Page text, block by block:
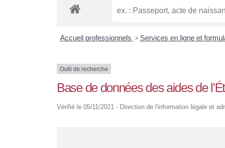
Accueil professionnels > Services en ligne et
Outil de recherche
Base de données des aides de
Vérifié le 05/11/2021 - Direction de l'information légale et